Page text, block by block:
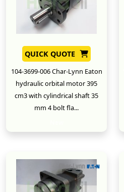
QUICK QUOTE
104-3699-006 Char-Lynn Eaton
hydraulic orbital motor 395
cm3 with cylindrical shaft 35
mm 4 bolt fla...